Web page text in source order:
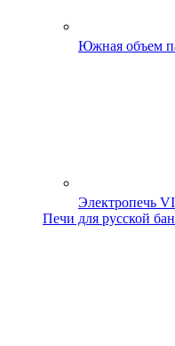
Южная объем
Электропечь
Печи для русской